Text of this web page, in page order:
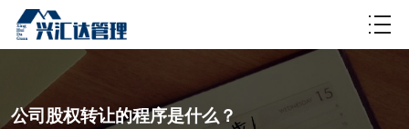
财税百科
公司股权转让的程序是什么？